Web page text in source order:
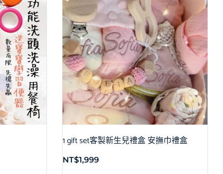
1 gift set客製新生兒禮盒 安撫巾禮盒
NT$1,999